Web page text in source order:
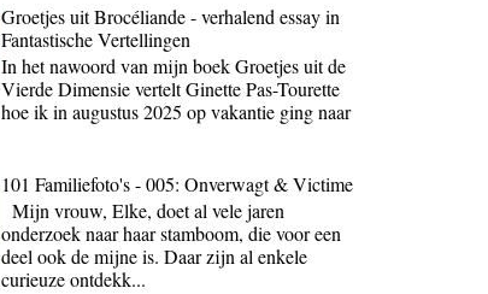
Groetjes uit Brocéliande - verhalend essay in
Fantastische Vertellingen
In het nawoord van mijn boek Groetjes uit de
Vierde Dimensie vertelt Ginette Pas-Tourette
hoe ik in augustus 2025 op vakantie ging naar
101 Familiefoto's - 005: Onverwagt & Victime
Mijn vrouw, Elke, doet al vele jaren
onderzoek naar haar stamboom, die voor een
deel ook de mijne is. Daar zijn al enkele
curieuze ontdekk...